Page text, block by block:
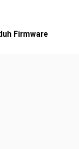
Firmware